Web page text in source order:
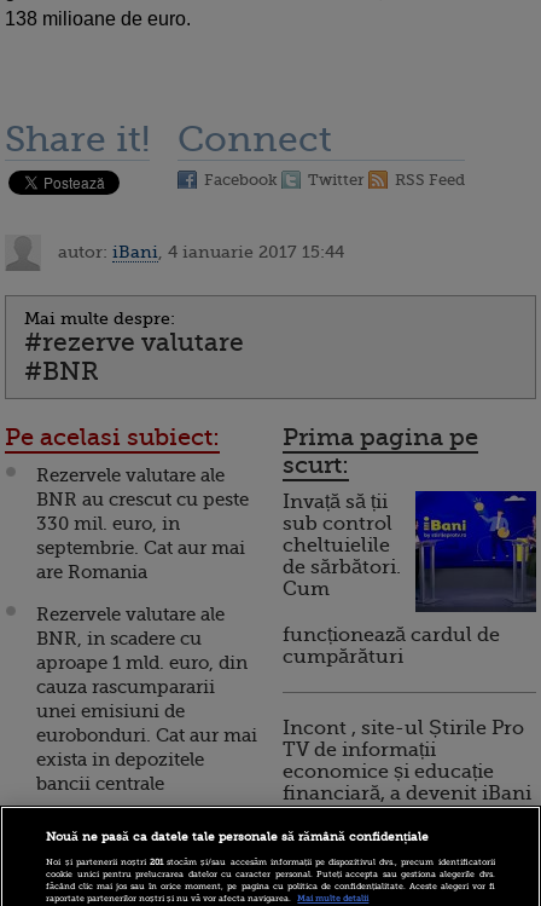
138 milioane de euro.
Share it! Connect
Facebook Twitter RSS Feed
autor: iBani , 4 ianuarie 2017 15:44
Mai multe despre:
#rezerve valutare
#BNR
Pe acelasi subiect:
Rezervele valutare ale
BNR au crescut cu peste
330 mil. euro, in
septembrie. Cat aur mai
are Romania
Rezervele valutare ale
BNR, in scadere cu
aproape 1 mld. euro, din
cauza rascumpararii
unei emisiuni de
eurobonduri. Cat aur mai
exista in depozitele
bancii centrale
Rezervele bancii centrale
urmare a imprumutului
de 1 mld. euro contractat
Prima pagina pe
scurt:
Invață să ții
sub control
cheltuielile
de sărbători.
Cum
funcționează cardul de
cumpărături
Incont , site-ul Știrile Pro
TV de informații
economice și educație
financiară, a devenit iBani
10 reguli pentru decizii
financiare inteligente
Nouă ne pasă ca datele tale personale să rămână confidențiale
Noi și partenerii noștri201stocăm și/sau accesăm informații pe dispozitivul dvs., precum identificatorii
cookie unici pentru prelucrarea datelor cu caracter personal. Puteți accepta sau gestiona alegerile dvs.
făcând clic mai jos sau în orice moment, pe pagina cu politica de confidențialitate. Aceste alegeri vor fi
raportate partenerilor noștri și nu vă vor afecta navigarea.
Mai multe detalii